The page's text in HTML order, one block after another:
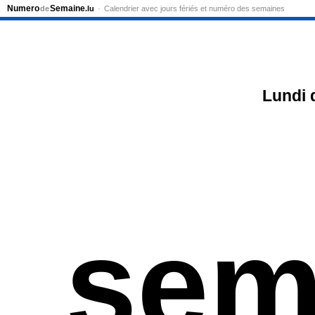
Lundi
NumerodeSemaine.lu Calendrier avec jours fériés et numéro des semaines